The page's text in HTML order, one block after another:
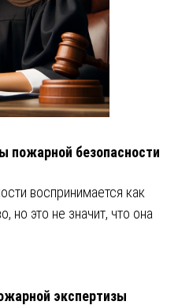
пожарной безопасности
воспринимается как
но это не значит, что она
экспертизы